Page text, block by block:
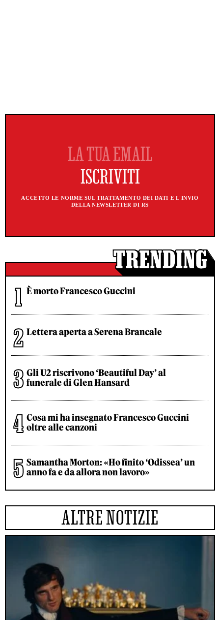
ACCETTO LE NORME SUL TRATTAMENTO DEI DATI E L'INVIO
DELLA NEWSLETTER DI RS
È morto Francesco Guccini
Lettera aperta a Serena Brancale
Gli U2 riscrivono ‘Beautiful Day’ al
funerale di Glen Hansard
Cosa mi ha insegnato Francesco Guccini
oltre alle canzoni
Samantha Morton: «Ho finito ‘Odissea’ un
anno fa e da allora non lavoro»
ALTRE NOTIZIE